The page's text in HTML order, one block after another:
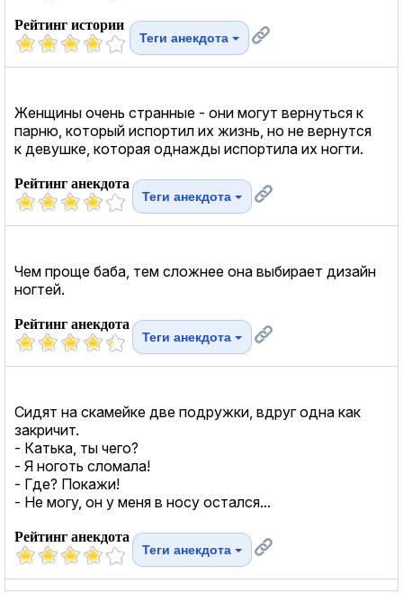
Рейтинг истории
Теги анекдота
Женщины очень странные - они могут вернуться к
парню, который испортил их жизнь, но не вернутся
к девушке, которая однажды испортила их ногти.
Рейтинг анекдота
Теги анекдота
Чем проще баба, тем сложнее она выбирает дизайн
ногтей.
Рейтинг анекдота
Теги анекдота
Сидят на скамейке две подружки, вдруг одна как
закричит.
- Катька, ты чего?
- Я ноготь сломала!
- Где? Покажи!
- Не могу, он у меня в носу остался...
Рейтинг анекдота
Теги анекдота